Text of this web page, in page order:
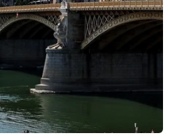
bị một
Iran?